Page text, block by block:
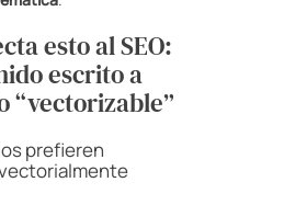
esto al SEO:
escrito a
“vectorizable”
prefieren